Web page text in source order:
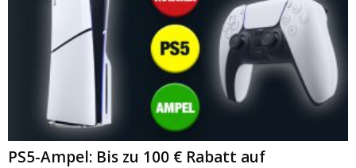
PS5-Ampel: Bis zu 100 € Rabatt auf